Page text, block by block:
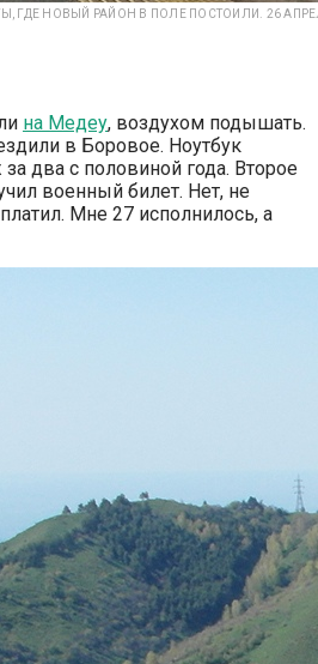
ГДЕ НОВЫЙ РАЙОН В ПОЛЕ ПОСТОИЛИ. 26
на Медеу, воздухом подышать.
в Боровое. Ноутбук
два с половиной года. Второе
военный билет. Нет, не
Мне 27 исполнилось, а